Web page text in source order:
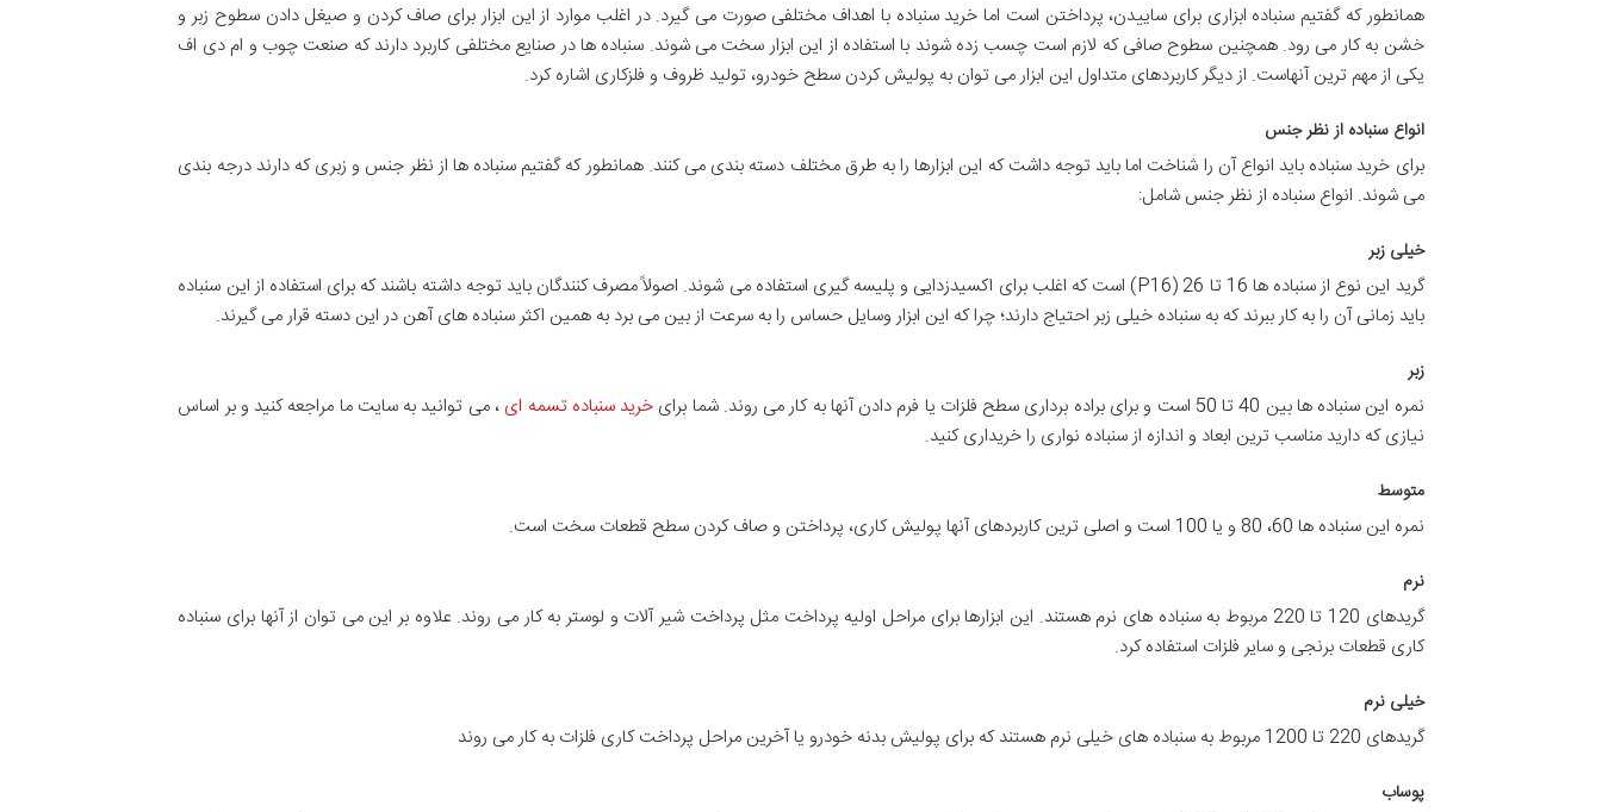
همانطور که گفتیم سنباده ابزاری برای ساییدن، پرداختن است اما خرید سنباده با اهداف مختلفی صورت می گیرد. در اغلب موارد از این ابزار برای صاف کردن و صیغل دادن سطوح زبر و
خشن به کار می رود. همچنین سطوح صافی که لازم است چسب زده شوند با استفاده از این ابزار سخت می شوند. سنباده ها در صنایع مختلفی کاربرد دارند که صنعت چوب و ام دی اف
یکی از مهم ترین آنهاست. از دیگر کاربردهای متداول این ابزار می توان به پولیش کردن سطح خودرو، تولید ظروف و فلزکاری اشاره کرد.
انواع سنباده از نظر جنس
برای خرید سنباده باید انواع آن را شناخت اما باید توجه داشت که این ابزارها را به طرق مختلف دسته بندی می کنند. همانطور که گفتیم سنباده ها از نظر جنس و زبری که دارند درجه بندی
می شوند. انواع سنباده از نظر جنس شامل:
خیلی زبر
گرید این نوع از سنباده ها 16 تا 26 (P16) است که اغلب برای اکسیدزدایی و پلیسه گیری استفاده می شوند. اصولاً مصرف کنندگان باید توجه داشته باشند که برای استفاده از این سنباده
باید زمانی آن را به کار ببرند که به سنباده خیلی زبر احتیاج دارند؛ چرا که این ابزار وسایل حساس را به سرعت از بین می برد به همین اکثر سنباده های آهن در این دسته قرار می گیرند.
زبر
نمره این سنباده ها بین 40 تا 50 است و برای براده برداری سطح فلزات یا فرم دادن آنها به کار می روند. شما برای خرید سنباده تسمه ای ، می توانید به سایت ما مراجعه کنید و بر اساس
نیازی که دارید مناسب ترین ابعاد و اندازه از سنباده نواری را خریداری کنید.
متوسط
نمره این سنباده ها 60، 80 و یا 100 است و اصلی ترین کاربردهای آنها پولیش کاری، پرداختن و صاف کردن سطح قطعات سخت است.
نرم
گریدهای 120 تا 220 مربوط به سنباده های نرم هستند. این ابزارها برای مراحل اولیه پرداخت مثل پرداخت شیر آلات و لوستر به کار می روند. علاوه بر این می توان از آنها برای سنباده
کاری قطعات برنجی و سایر فلزات استفاده کرد.
خیلی نرم
گریدهای 220 تا 1200 مربوط به سنباده های خیلی نرم هستند که برای پولیش بدنه خودرو یا آخرین مراحل پرداخت کاری فلزات به کار می روند
پوساب